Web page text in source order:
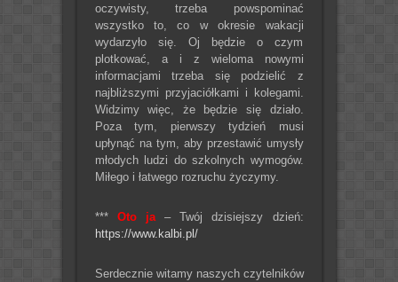
oczywisty, trzeba powspominać
wszystko to, co w okresie wakacji
wydarzyło się. Oj będzie o czym
plotkować, a i z wieloma nowymi
informacjami trzeba się podzielić z
najbliższymi przyjaciółkami i kolegami.
Widzimy więc, że będzie się działo.
Poza tym, pierwszy tydzień musi
upłynąć na tym, aby przestawić umysły
młodych ludzi do szkolnych wymogów.
Miłego i łatwego rozruchu życzymy.
*** Oto ja– Twój dzisiejszy dzień:
https://www.kalbi.pl/
Serdecznie witamy naszych czytelników